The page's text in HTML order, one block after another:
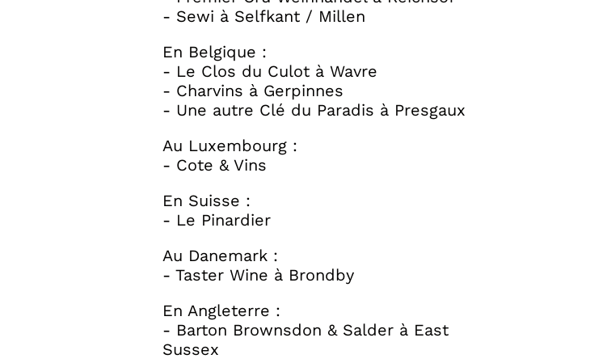
- Sewi à Selfkant / Millen
En Belgique :
- Le Clos du Culot à Wavre
- Charvins à Gerpinnes
- Une autre Clé du Paradis à Presgaux
Au Luxembourg :
- Cote & Vins
En Suisse :
- Le Pinardier
Au Danemark :
- Taster Wine à Brondby
En Angleterre :
- Barton Brownsdon & Salder à East
Sussex